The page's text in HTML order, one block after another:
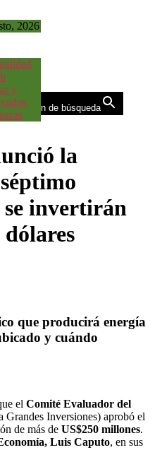
2026
y
Botón de búsqueda
la
invertirán
que producirá energía
y cuándo
el Comité Evaluador del
Grandes Inversiones) aprobó el
de más de US$250 millones.
Luis Caputo, en sus